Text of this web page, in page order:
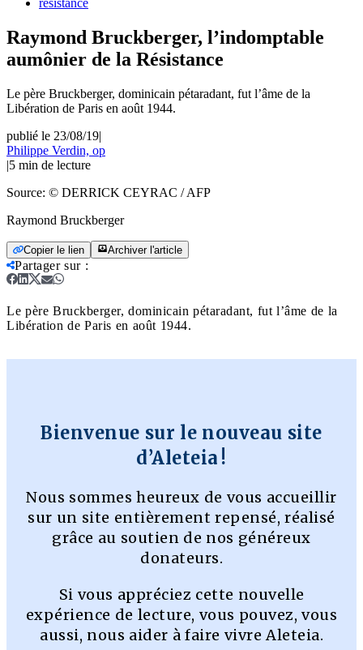
resistance
Raymond Bruckberger, l’indomptable
aumônier de la Résistance
Le père Bruckberger, dominicain pétaradant, fut l’âme de la
Libération de Paris en août 1944.
publié le 23/08/19|
Philippe Verdin, op
|5 min de lecture
Source: © DERRICK CEYRAC / AFP
Raymond Bruckberger
Copier le lien Archiver l'article
Partager sur:
Le père Bruckberger, dominicain pétaradant, fut l’âme de la
Libération de Paris en août 1944.
Bienvenue sur le nouveau site
d’Aleteia !
Nous sommes heureux de vous accueillir
sur un site entièrement repensé, réalisé
grâce au soutien de nos généreux
donateurs.
Si vous appréciez cette nouvelle
expérience de lecture, vous pouvez, vous
aussi, nous aider à faire vivre Aleteia.